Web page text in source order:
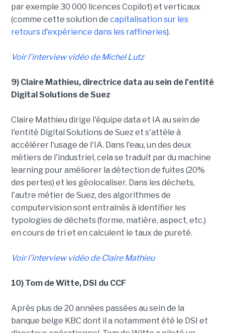
par exemple 30 000 licences Copilot) et verticaux
(comme cette solution de capitalisation sur les
retours d'expérience dans les raffineries).
Voir l'interview vidéo de Michel Lutz
9) Claire Mathieu, directrice data au sein de l'entité
Digital Solutions de Suez
Claire Mathieu dirige l'équipe data et IA au sein de
l'entité Digital Solutions de Suez et s'attèle à
accélérer l'usage de l'IA. Dans l'eau, un des deux
métiers de l'industriel, cela se traduit par du machine
learning pour améliorer la détection de fuites (20%
des pertes) et les géolocaliser. Dans les déchets,
l'autre métier de Suez, des algorithmes de
computervision sont entraînés à identifier les
typologies de déchets (forme, matière, aspect, etc.)
en cours de tri et en calculent le taux de pureté.
Voir l'interview vidéo de Claire Mathieu
10) Tom de Witte, DSI du CCF
Après plus de 20 années passées au sein de la
banque belge KBC dont il a notamment été le DSI et